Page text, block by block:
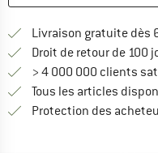
Livraison gratuite dès
Droit de retour de 100
> 4 000 000 clients
Tous les articles
Protection des